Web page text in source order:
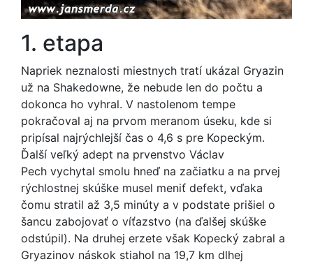
1. etapa
Napriek neznalosti miestnych tratí ukázal Gryazin
už na Shakedowne, že nebude len do počtu a
dokonca ho vyhral. V nastolenom tempe
pokračoval aj na prvom meranom úseku, kde si
pripísal najrýchlejší čas o 4,6 s pre Kopeckým.
Ďalší veľký adept na prvenstvo Václav
Pech vychytal smolu hneď na začiatku a na prvej
rýchlostnej skúške musel meniť defekt, vďaka
čomu stratil až 3,5 minúty a v podstate prišiel o
šancu zabojovať o víťazstvo (na ďalšej skúške
odstúpil). Na druhej erzete však Kopecký zabral a
Gryazinov náskok stiahol na 19,7 km dlhej